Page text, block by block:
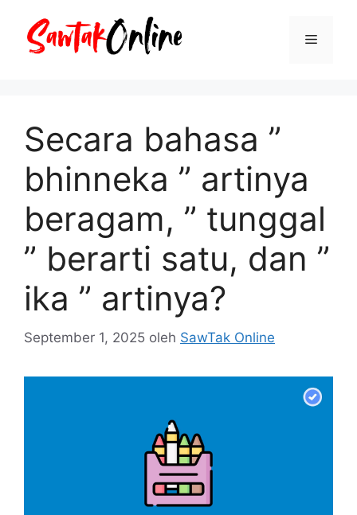
Menu
Secara bahasa ”
bhinneka ” artinya
beragam, ” tunggal
” berarti satu, dan ”
ika ” artinya?
September 1, 2025 oleh SawTak Online